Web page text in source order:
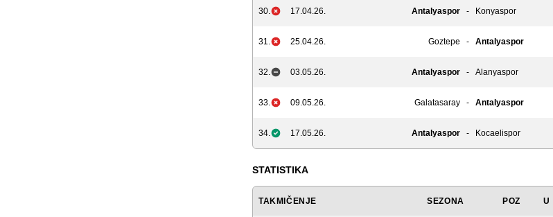
30. 17.04.26. Antalyaspor - Konyaspor
31. 25.04.26. Goztepe - Antalyaspor
32. 03.05.26. Antalyaspor - Alanyaspor
33. 09.05.26. Galatasaray - Antalyaspor
34. 17.05.26. Antalyaspor - Kocaelispor
STATISTIKA
TAKMIČENJE SEZONA POZ U